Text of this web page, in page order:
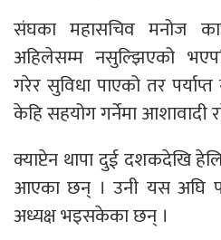
संघका महासचिव मनोज
अहिलेसम्म नसुल्झिएको
गरेर सुविधा पाएको तर
केहि सहयोग गर्नेमा आशावादी
क्याप्टेन थापा दुई दशकदेखि
आएका छन् । उनी यस अघि
अध्यक्ष भइसकेका छन् ।